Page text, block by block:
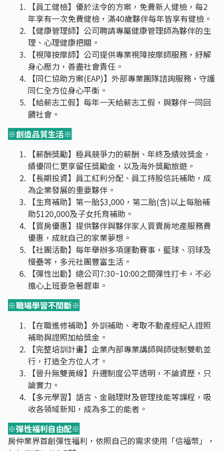
【員工健檢】優於法令的方案，免費新人健檢，每2
年享有一次免費健檢，滿40歲夥伴每年皆享有健檢。
【健康管理師】公司聘請專屬健康管理師為夥伴的生
理、心理健康把關。
【視障按摩師】公司提供專業視障按摩師服務，紓解
身心壓力，善盡社會責任。
【同仁協助方案(EAP)】外部專業團隊諮詢服務，守護
同仁全方位身心平衡。
【給薪志工假】每年一天給薪志工假，與夥伴一同回
饋社會。
※創造品質生活※
【薪酬獎勵】極具競爭力的薪酬、年終及績效獎金，
績優同仁更享留任獎勵金，以及海外獎勵旅遊。
【長期投資】員工紅利分配、員工持股信託補助，成
為企業發展的重要夥伴。
【生育補助】第一胎$3,000，第二胎(含)以上每胎補
助$120,000及子女托育補助。
【買房優惠】提供夥伴與夥伴家人買賣房地產服務費
優惠，成就自己的家業夢想。
【社團活動】每年舉辦多項運動賽事，籃球、羽球及
慢壘等，多元社團豐富生活。
【彈性出勤】總公司7:30~10:00之間彈性打卡，不必
擔心上班要急著趕車。
※職場學習不間斷※
【在職進修補助】外訓補助、考取不動產經紀人證照
補助與證照加給獎金。
【完整培訓計畫】企業內部專業講師與師徒制雙軌並
行，打造全方位人才。
【晉升無雙黃線】升遷制度公平透明，不論資歷，只
論實力。
【多元學習】語言、金融理財及管理技能等課程，吸
收各領域新知，成為多工的能者。
※彈性福利自由配※
房仲業界首創彈性福利，依照自己的需求使用「信福幣」，